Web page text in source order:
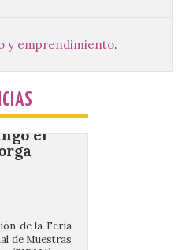
y emprendimiento.
de
el
2026 en el
Adaro de